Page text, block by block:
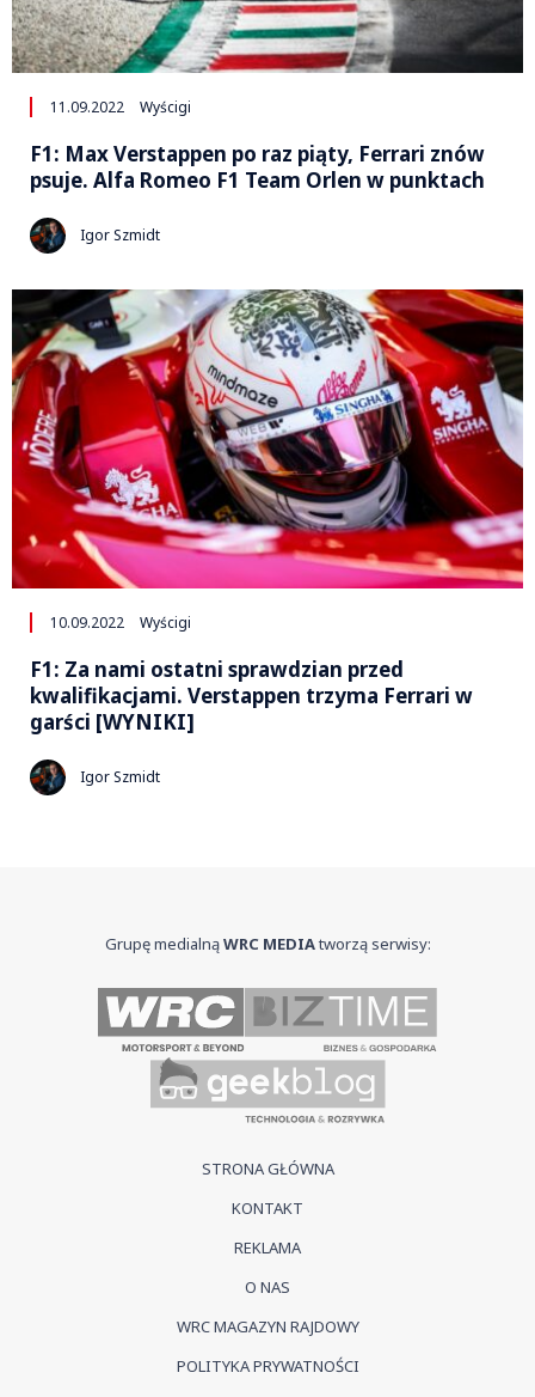
11.09.2022 Wyścigi
F1: Max Verstappen po raz piąty, Ferrari znów
psuje. Alfa Romeo F1 Team Orlen w punktach
Igor Szmidt
10.09.2022 Wyścigi
F1: Za nami ostatni sprawdzian przed
kwalifikacjami. Verstappen trzyma Ferrari w
garści [WYNIKI]
Igor Szmidt
Grupę medialnąWRC MEDIAtworzą serwisy:
STRONA GŁÓWNA
KONTAKT
REKLAMA
O NAS
WRC MAGAZYN RAJDOWY
POLITYKA PRYWATNOŚCI